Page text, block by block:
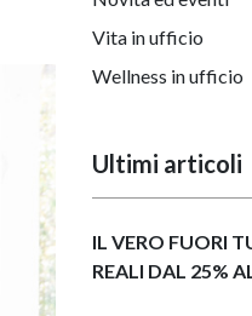
Vita in ufficio
Wellness in ufficio
Ultimi articoli
IL VERO FUORI
REALI DAL 25%